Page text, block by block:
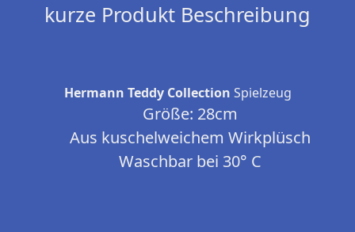
kurze Produkt Beschreibung
Hermann Teddy Collection Spielzeug
Größe: 28cm
Aus kuschelweichem Wirkplüsch
Waschbar bei 30° C